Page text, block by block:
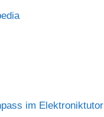
im Elektroniktutor